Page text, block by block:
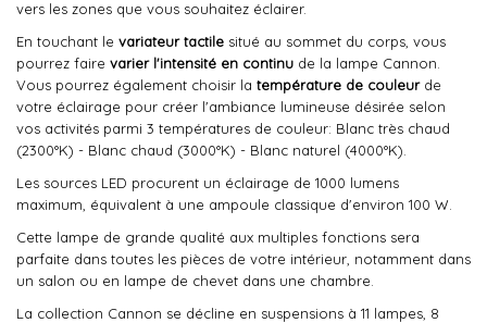
vers les zones que vous souhaitez éclairer.
En touchant le variateur tactile situé au sommet du corps, vous
pourrez faire varier l'intensité en continu de la lampe Cannon.
Vous pourrez également choisir la température de couleurde
votre éclairage pour créer l'ambiance lumineuse désirée selon
vos activités parmi 3 températures de couleur: Blanc très chaud
(2300°K) - Blanc chaud (3000°K) - Blanc naturel (4000°K).
Les sources LED procurent un éclairage de 1000 lumens
maximum, équivalent à une ampoule classique d'environ 100 W.
Cette lampe de grande qualité aux multiples fonctions sera
parfaite dans toutes les pièces de votre intérieur, notamment dans
un salon ou en lampe de chevet dans une chambre.
La collection Cannon se décline en suspensions à 11 lampes, 8